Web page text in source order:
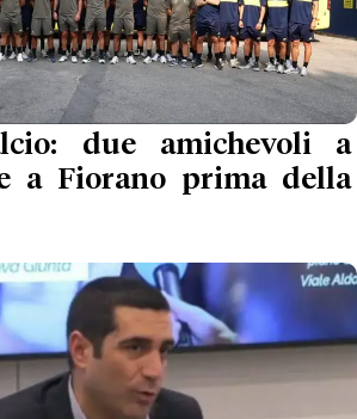
due amichevoli a
a Fiorano prima della